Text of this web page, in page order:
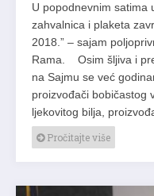
U popodnevnim satima
zahvalnica i plaketa
2018.” – sajam
Rama. Osim šljiva i
na Sajmu se već
proizvođači bobičastog
ljekovitog bilja,
Pročitajte više